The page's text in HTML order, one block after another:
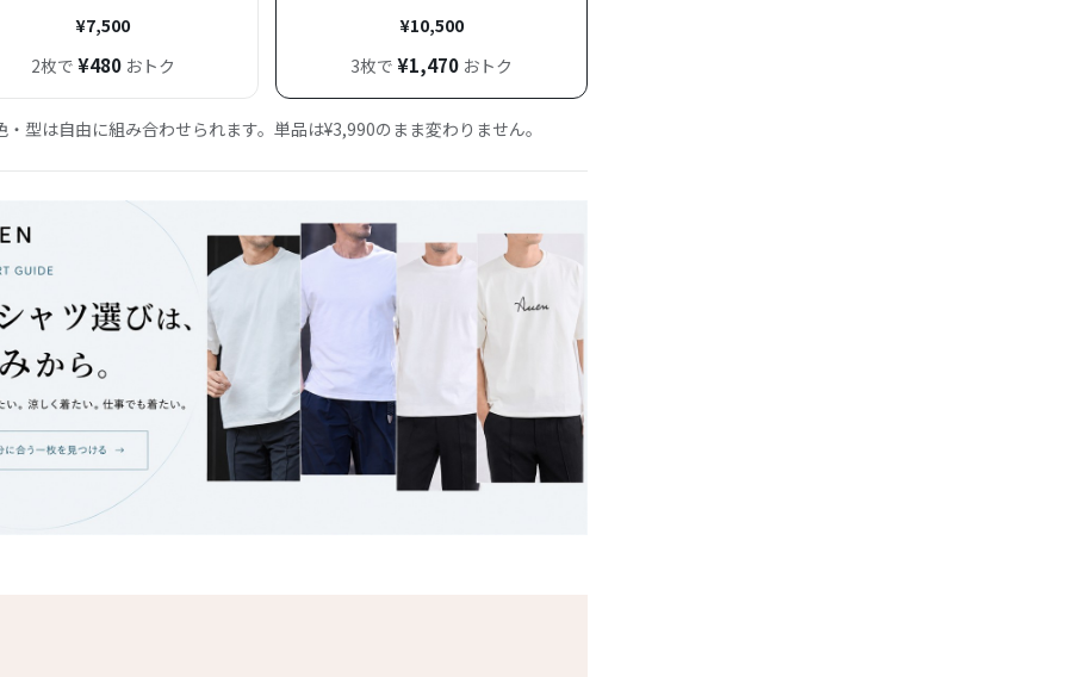
¥7,500
2枚で ¥480おトク
¥10,500
3枚で ¥1,470おトク
・型は自由に組み合わせられます。単品は¥3,990のまま変わりません。